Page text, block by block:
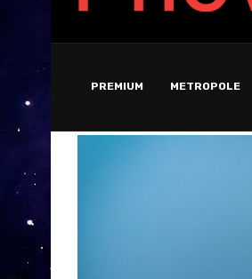
PREMIUM METROPOLE